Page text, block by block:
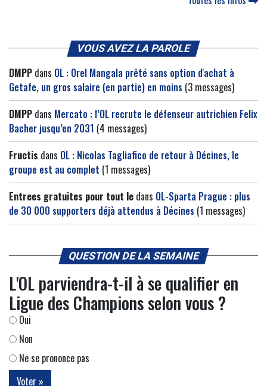
VOUS AVEZ LA PAROLE
DMPP dans OL : Orel Mangala prêté sans option d'achat à
Getafe, un gros salaire (en partie) en moins (3 messages)
DMPP dans Mercato : l’OL recrute le défenseur autrichien Felix
Bacher jusqu’en 2031 (4 messages)
Fructis dans OL : Nicolas Tagliafico de retour à Décines, le
groupe est au complet (1 messages)
Entrees gratuites pour tout le dans OL-Sparta Prague : plus
de 30 000 supporters déjà attendus à Décines (1 messages)
QUESTION DE LA SEMAINE
L'OL parviendra-t-il à se qualifier en
Ligue des Champions selon vous ?
Oui
Non
Ne se prononce pas